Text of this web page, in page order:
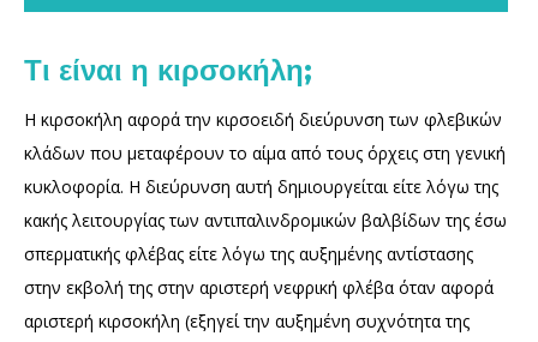
Τι είναι η κιρσοκήλη;
Η κιρσοκήλη αφορά την κιρσοειδή διεύρυνση των φλεβικών
κλάδων που μεταφέρουν το αίμα από τους όρχεις στη γενική
κυκλοφορία. Η διεύρυνση αυτή δημιουργείται είτε λόγω της
κακής λειτουργίας των αντιπαλινδρομικών βαλβίδων της έσω
σπερματικής φλέβας είτε λόγω της αυξημένης αντίστασης
στην εκβολή της στην αριστερή νεφρική φλέβα όταν αφορά
αριστερή κιρσοκήλη (εξηγεί την αυξημένη συχνότητα της